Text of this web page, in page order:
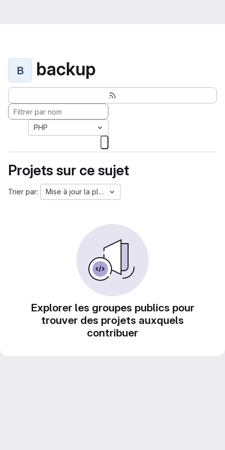
B backup
PHP
Projets sur ce sujet
Trier par: Mise à jour la plus ancienne
Explorer les groupes publics pour
trouver des projets auxquels
contribuer